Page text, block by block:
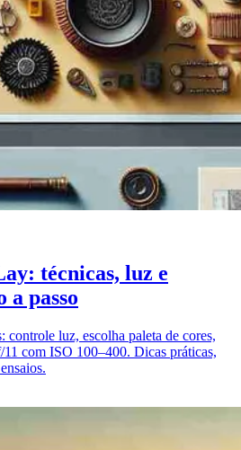
técnicas, luz e
a passo
luz, escolha paleta de cores,
com ISO 100–400. Dicas práticas,